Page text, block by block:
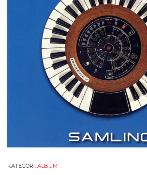
KATEGORI: ALBUM